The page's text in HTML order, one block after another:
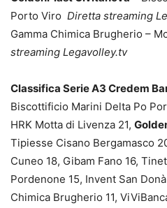
Porto Viro Diretta streaming
Gamma Chimica Brugherio –
streaming Legavolley.tv
Classifica Serie A3 Credem
Biscottificio Marini Delta Po
HRK Motta di Livenza 21,
Tipiesse Cisano Bergamasco
Cuneo 18, Gibam Fano 16,
Pordenone 15, Invent San
Chimica Brugherio 11,